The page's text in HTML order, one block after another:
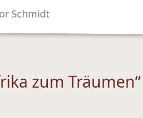
Schmidt
zum Träumen“